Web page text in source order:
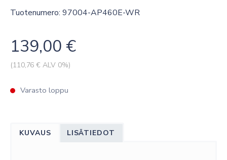
Tuotenumero: 97004-AP460E-WR
139,00 €
(110,76 € ALV 0%)
Varasto loppu
KUVAUS LISÄTIEDOT